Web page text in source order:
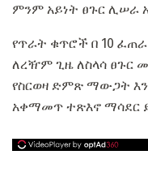
ምንም አይነት ፀጉር ሊሠራ
የጥራት ቁጥሮች በ 10
ለረዥም ጊዜ ለስላሳ ፀጉር
የስርወዛ ድምጽ ማውጋት
አቀማመጥ ተጽእኖ ማሳደር